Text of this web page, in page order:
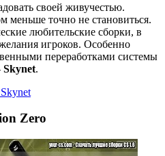
своей живучестью.
точно не становиться.
любительские сборки, в
игроков. Особенно
переработками системы
Skynet.
Zero